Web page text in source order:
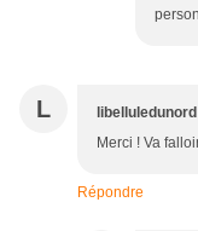
L libelluledunord
Merci ! Va
Répondre